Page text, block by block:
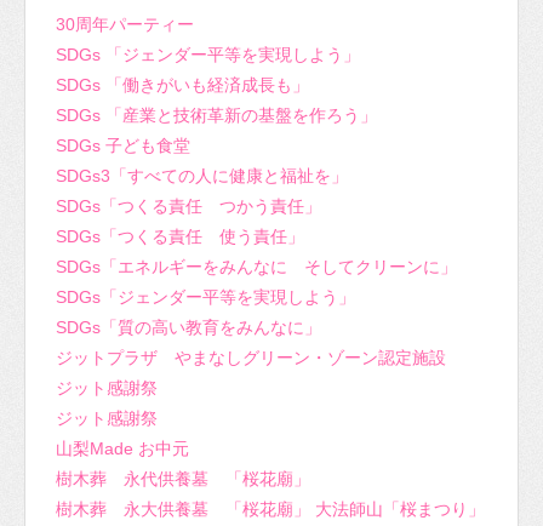
30周年パーティー
SDGs 「ジェンダー平等を実現しよう」
SDGs 「働きがいも経済成長も」
SDGs 「産業と技術革新の基盤を作ろう」
SDGs 子ども食堂
SDGs3「すべての人に健康と福祉を」
SDGs「つくる責任 つかう責任」
SDGs「つくる責任 使う責任」
SDGs「エネルギーをみんなに そしてクリーンに」
SDGs「ジェンダー平等を実現しよう」
SDGs「質の高い教育をみんなに」
ジットプラザ やまなしグリーン・ゾーン認定施設
ジット感謝祭
ジット感謝祭
山梨Made お中元
樹木葬 永代供養墓 「桜花廟」
樹木葬 永大供養墓 「桜花廟」 大法師山「桜まつり」